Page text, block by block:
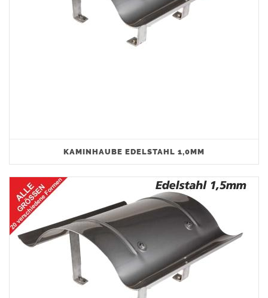
KAMINHAUBE EDELSTAHL 1,0MM